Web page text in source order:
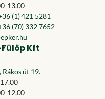
13.00
(1) 421 5281
(70) 332 7652
Kft
Rákos út 19.
12.00